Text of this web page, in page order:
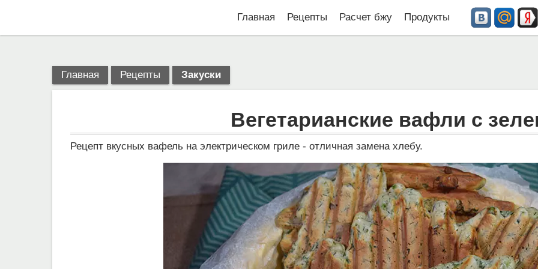
Главная Рецепты Расчет бжу Продукты
Главная Рецепты Закуски
Вегетарианские вафли с
Рецепт вкусных вафель на электрическом гриле - отличная замена хлебу.